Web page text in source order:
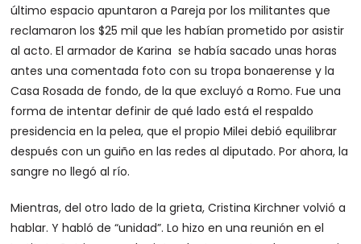
último espacio apuntaron a Pareja por los militantes que
reclamaron los $25 mil que les habían prometido por asistir
al acto. El armador de Karina se había sacado unas horas
antes una comentada foto con su tropa bonaerense y la
Casa Rosada de fondo, de la que excluyó a Romo. Fue una
forma de intentar definir de qué lado está el respaldo
presidencia en la pelea, que el propio Milei debió equilibrar
después con un guiño en las redes al diputado. Por ahora, la
sangre no llegó al río.
Mientras, del otro lado de la grieta, Cristina Kirchner volvió a
hablar. Y habló de “unidad”. Lo hizo en una reunión en el